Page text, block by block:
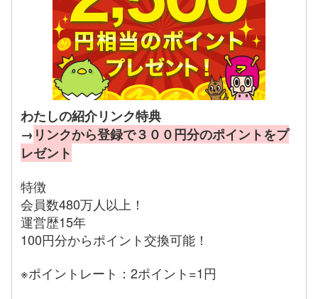
わたしの紹介リンク特典
→ リンクから登録で３００円分のポイントをプ
レゼント
特徴
会員数480万人以上！
運営歴15年
100円分からポイント交換可能！
※ポイントレート：2ポイント=1円